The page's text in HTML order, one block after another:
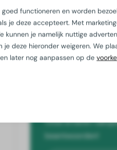
Kwaliteit
Extra korting
Maatwerk
Bij ons staat
Onze ervaren
beantwoorden!
functioneren en worden
je deze accepteert. Met
kunnen je namelijk nuttige
je deze hieronder weigeren. We
later nog aanpassen op de